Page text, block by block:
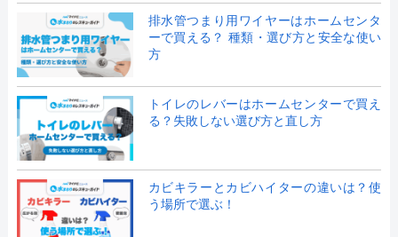
排水管つまり用ワイヤーはホームセンタ
ーで買える？ 種類・選び方と安全な使い
方
トイレのレバーはホームセンターで買え
る？失敗しない選び方と直し方
カビキラーとカビハイターの違いは？使
う場所で選ぶ！